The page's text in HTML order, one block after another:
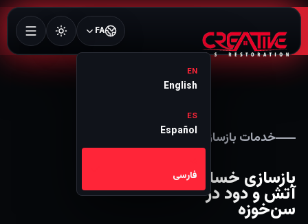
FA
EN
English
ES
Español
فارسی
خدمات بازسازی 24/7
بازسازی خسارات
آتش و دود در
سن‌خوزه